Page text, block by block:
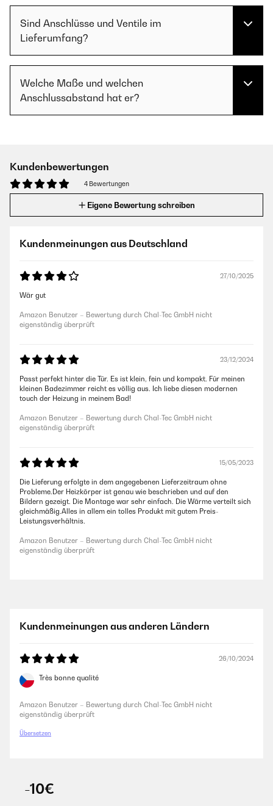
Sind Anschlüsse und Ventile im
Lieferumfang?
Welche Maße und welchen
Anschlussabstand hat er?
Kundenbewertungen
4 Bewertungen
Eigene Bewertung schreiben
Kundenmeinungen aus Deutschland
27/10/2025
Wär gut
Amazon Benutzer – Bewertung durch Chal-Tec GmbH nicht
eigenständig überprüft
23/12/2024
Passt perfekt hinter die Tür. Es ist klein, fein und kompakt. Für meinen
kleinen Badezimmer reicht es völlig aus. Ich liebe diesen modernen
touch der Heizung in meinem Bad!
Amazon Benutzer – Bewertung durch Chal-Tec GmbH nicht
eigenständig überprüft
15/05/2023
Die Lieferung erfolgte in dem angegebenen Lieferzeitraum ohne
Probleme.Der Heizkörper ist genau wie beschrieben und auf den
Bildern gezeigt. Die Montage war sehr einfach. Die Wärme verteilt sich
gleichmäßig.Alles in allem ein tolles Produkt mit gutem Preis-
Leistungsverhältnis.
Amazon Benutzer – Bewertung durch Chal-Tec GmbH nicht
eigenständig überprüft
Kundenmeinungen aus anderen Ländern
26/10/2024
Très bonne qualité
Amazon Benutzer – Bewertung durch Chal-Tec GmbH nicht
eigenständig überprüft
Übersetzen
-10€